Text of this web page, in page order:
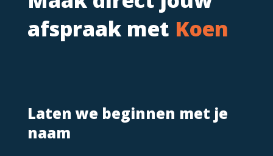
afspraak met Koen
Laten we beginnen met je
naam